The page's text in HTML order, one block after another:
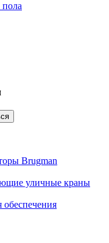
Brugman
уличные краны
обеспечения